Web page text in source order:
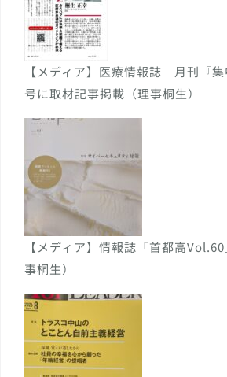
【メディア】医療情報誌 月刊『
号に取材記事掲載（理事桐生）
【メディア】情報誌「首都高
事桐生）